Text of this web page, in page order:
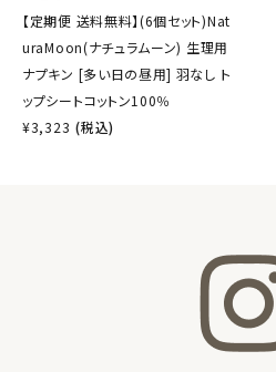
【定期便 送料無料】(6個セット)Nat
uraMoon(ナチュラムーン) 生理用
ナプキン [多い日の昼用] 羽なし ト
ップシートコットン100％
¥3,323 (税込)